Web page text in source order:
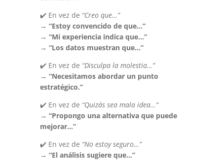
✔️ En vez de “Creo que…”
→ “Estoy convencido de que…”
→ “Mi experiencia indica que…”
→ “Los datos muestran que…”
✔️ En vez de “Disculpa la molestia…”
→ “Necesitamos abordar un punto
estratégico.”
✔️ En vez de “Quizás sea mala idea…”
→ “Propongo una alternativa que puede
mejorar…”
✔️ En vez de “No estoy seguro…”
→ “El análisis sugiere que…”